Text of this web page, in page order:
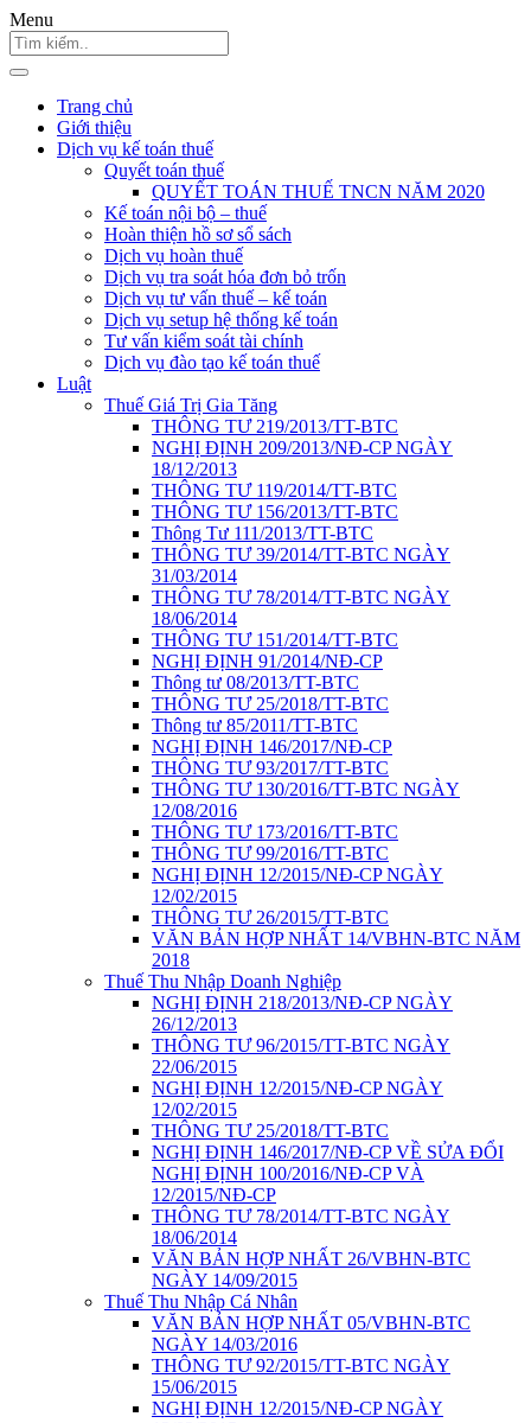
Menu
Trang chủ
Giới thiệu
Dịch vụ kế toán thuế
Quyết toán thuế
QUYẾT TOÁN THUẾ TNCN NĂM 2020
Kế toán nội bộ – thuế
Hoàn thiện hồ sơ sổ sách
Dịch vụ hoàn thuế
Dịch vụ tra soát hóa đơn bỏ trốn
Dịch vụ tư vấn thuế – kế toán
Dịch vụ setup hệ thống kế toán
Tư vấn kiểm soát tài chính
Dịch vụ đào tạo kế toán thuế
Luật
Thuế Giá Trị Gia Tăng
THÔNG TƯ 219/2013/TT-BTC
NGHỊ ĐỊNH 209/2013/NĐ-CP NGÀY
18/12/2013
THÔNG TƯ 119/2014/TT-BTC
THÔNG TƯ 156/2013/TT-BTC
Thông Tư 111/2013/TT-BTC
THÔNG TƯ 39/2014/TT-BTC NGÀY
31/03/2014
THÔNG TƯ 78/2014/TT-BTC NGÀY
18/06/2014
THÔNG TƯ 151/2014/TT-BTC
NGHỊ ĐỊNH 91/2014/NĐ-CP
Thông tư 08/2013/TT-BTC
THÔNG TƯ 25/2018/TT-BTC
Thông tư 85/2011/TT-BTC
NGHỊ ĐỊNH 146/2017/NĐ-CP
THÔNG TƯ 93/2017/TT-BTC
THÔNG TƯ 130/2016/TT-BTC NGÀY
12/08/2016
THÔNG TƯ 173/2016/TT-BTC
THÔNG TƯ 99/2016/TT-BTC
NGHỊ ĐỊNH 12/2015/NĐ-CP NGÀY
12/02/2015
THÔNG TƯ 26/2015/TT-BTC
VĂN BẢN HỢP NHẤT 14/VBHN-BTC NĂM
2018
Thuế Thu Nhập Doanh Nghiệp
NGHỊ ĐỊNH 218/2013/NĐ-CP NGÀY
26/12/2013
THÔNG TƯ 96/2015/TT-BTC NGÀY
22/06/2015
NGHỊ ĐỊNH 12/2015/NĐ-CP NGÀY
12/02/2015
THÔNG TƯ 25/2018/TT-BTC
NGHỊ ĐỊNH 146/2017/NĐ-CP VỀ SỬA ĐỔI
NGHỊ ĐỊNH 100/2016/NĐ-CP VÀ
12/2015/NĐ-CP
THÔNG TƯ 78/2014/TT-BTC NGÀY
18/06/2014
VĂN BẢN HỢP NHẤT 26/VBHN-BTC
NGÀY 14/09/2015
Thuế Thu Nhập Cá Nhân
VĂN BẢN HỢP NHẤT 05/VBHN-BTC
NGÀY 14/03/2016
THÔNG TƯ 92/2015/TT-BTC NGÀY
15/06/2015
NGHỊ ĐỊNH 12/2015/NĐ-CP NGÀY